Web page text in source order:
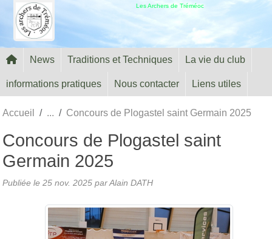
Les Archers de Tréméoc
News Traditions et Techniques La vie du club
informations pratiques Nous contacter Liens utiles
Accueil Concours de Plogastel saint Germain 2025
Concours de Plogastel saint
Germain 2025
Publiée le 25 nov. 2025 par Alain DATH
Panneau de gestion des cookies